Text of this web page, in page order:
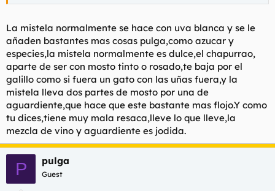
La mistela normalmente se hace con uva blanca y se le
añaden bastantes mas cosas pulga,como azucar y
especies,la mistela normalmente es dulce,el chapurrao,
aparte de ser con mosto tinto o rosado,te baja por el
galillo como si fuera un gato con las uñas fuera,y la
mistela lleva dos partes de mosto por una de
aguardiente,que hace que este bastante mas flojo.Y como
tu dices,tiene muy mala resaca,lleve lo que lleve,la
mezcla de vino y aguardiente es jodida.
P pulga
Guest